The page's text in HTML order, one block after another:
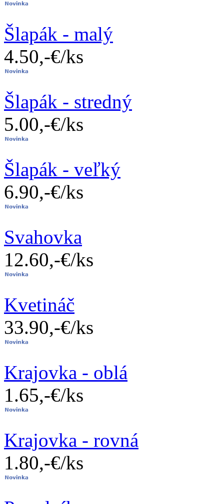
Šlapák - malý
4.50,-€/ks
Šlapák - stredný
5.00,-€/ks
Šlapák - veľký
6.90,-€/ks
Svahovka
12.60,-€/ks
Kvetináč
33.90,-€/ks
Krajovka - oblá
1.65,-€/ks
Krajovka - rovná
1.80,-€/ks